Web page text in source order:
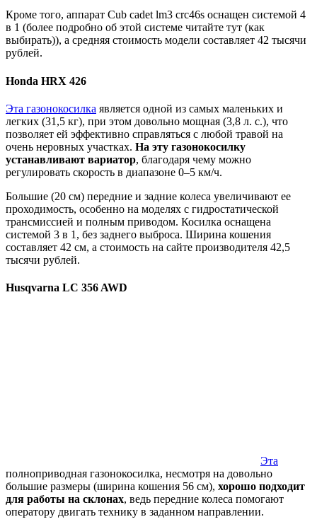
Кроме того, аппарат Cub cadet lm3 crc46s оснащен системой 4
в 1 (более подробно об этой системе читайте тут (как
выбирать)), а средняя стоимость модели составляет 42 тысячи
рублей.
Honda HRX 426
Эта газонокосилка является одной из самых маленьких и
легких (31,5 кг), при этом довольно мощная (3,8 л. с.), что
позволяет ей эффективно справляться с любой травой на
очень неровных участках. На эту газонокосилку
устанавливают вариатор, благодаря чему можно
регулировать скорость в диапазоне 0–5 км/ч.
Большие (20 см) передние и задние колеса увеличивают ее
проходимость, особенно на моделях с гидростатической
трансмиссией и полным приводом. Косилка оснащена
системой 3 в 1, без заднего выброса. Ширина кошения
составляет 42 см, а стоимость на сайте производителя 42,5
тысячи рублей.
Husqvarna LC 356 AWD
Эта
полноприводная газонокосилка, несмотря на довольно
большие размеры (ширина кошения 56 см), хорошо подходит
для работы на склонах, ведь передние колеса помогают
оператору двигать технику в заданном направлении.